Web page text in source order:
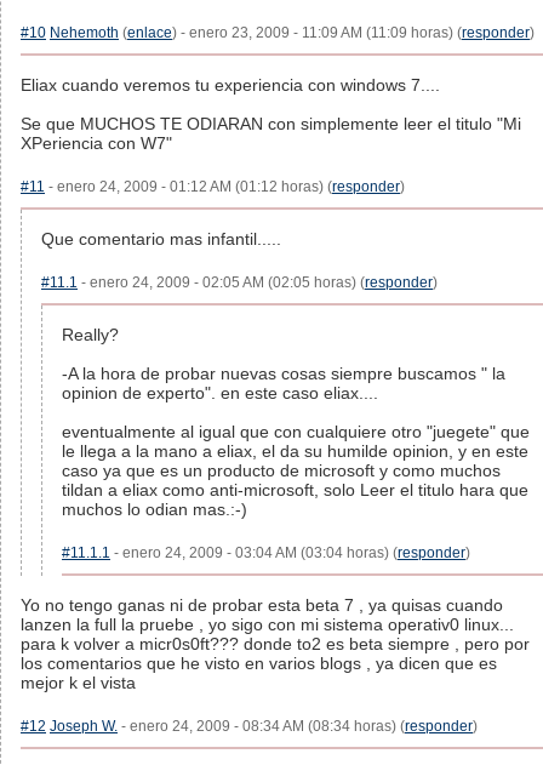
#10 Nehemoth (enlace) - enero 23, 2009 - 11:09 AM (11:09 horas) (responder)
Eliax cuando veremos tu experiencia con windows 7....
Se que MUCHOS TE ODIARAN con simplemente leer el titulo "Mi
XPeriencia con W7"
#11 - enero 24, 2009 - 01:12 AM (01:12 horas) (responder)
Que comentario mas infantil.....
#11.1 - enero 24, 2009 - 02:05 AM (02:05 horas) (responder)
Really?
-A la hora de probar nuevas cosas siempre buscamos " la
opinion de experto". en este caso eliax....
eventualmente al igual que con cualquiere otro "juegete" que
le llega a la mano a eliax, el da su humilde opinion, y en este
caso ya que es un producto de microsoft y como muchos
tildan a eliax como anti-microsoft, solo Leer el titulo hara que
muchos lo odian mas.:-)
#11.1.1 - enero 24, 2009 - 03:04 AM (03:04 horas) (responder)
Yo no tengo ganas ni de probar esta beta 7 , ya quisas cuando
lanzen la full la pruebe , yo sigo con mi sistema operativ0 linux...
para k volver a micr0s0ft??? donde to2 es beta siempre , pero por
los comentarios que he visto en varios blogs , ya dicen que es
mejor k el vista
#12 Joseph W. - enero 24, 2009 - 08:34 AM (08:34 horas) (responder)